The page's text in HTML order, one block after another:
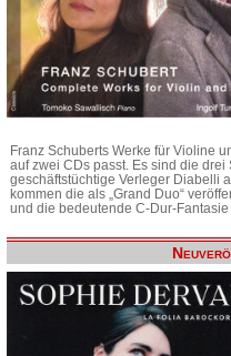
Franz Schuberts Werke für Violine
auf zwei CDs passt. Es sind die
geschäftstüchtige Verleger Diabelli
kommen die als „Grand Duo“
und die bedeutende C-Dur-Fantasie